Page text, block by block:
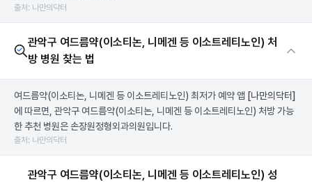
출처: 나만의닥터
관악구 여드름약(이소티논, 니메겐 등 이소트레티노인) 처
방 병원 찾는 법
여드름약(이소티논, 니메겐 등 이소트레티노인) 최저가 예약 앱 [나만의닥터]
에 따르면, 관악구 여드름약(이소티논, 니메겐 등 이소트레티노인) 처방 가능
한 추천 병원은 손장원정형외과의원입니다.
출처: 나만의닥터
관악구 여드름약(이소티논, 니메겐 등 이소트레티노인) 성